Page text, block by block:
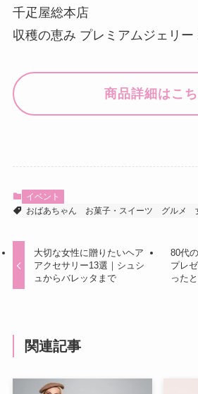
千疋屋総本店
収穫の恵み プレミアムジェリー
商品詳細はこ
イベント
おばあちゃん
お菓子・スイーツ グルメ
大切な女性に贈りたいヘア
アクセサリー13選｜シュシ
ュからバレッタまで
80代
プレ
った
関連記事